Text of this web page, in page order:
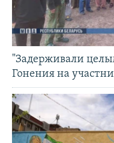
"Задерживали
Гонения на